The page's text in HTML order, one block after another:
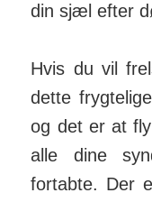
din sjæl efter
Hvis du vil
dette
og det er at
alle dine
fortabte. Der